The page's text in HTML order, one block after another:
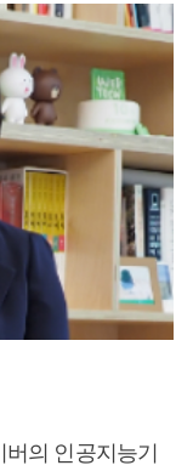
의 인공지능기